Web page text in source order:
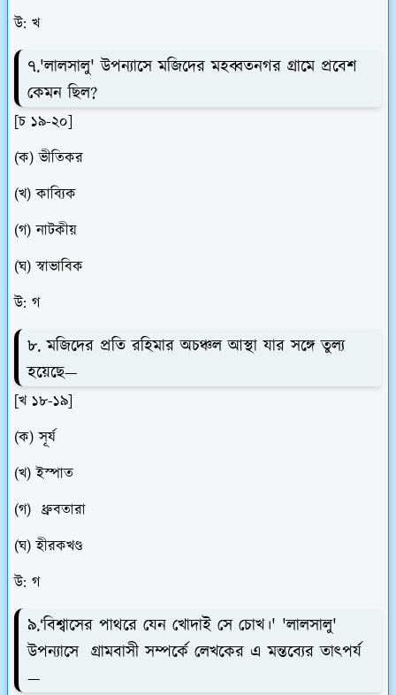
উ: খ
৭.'লালসালু' উপন্যাসে মজিদের মহব্বতনগর গ্রামে প্রবেশ
কেমন ছিল?
[চ ১৯-২০]
(ক) ভীতিকর
(খ) কাব্যিক
(গ) নাটকীয়
(ঘ) স্বাভাবিক
উ: গ
৮. মজিদের প্রতি রহিমার অচঞ্চল আস্থা যার সঙ্গে তুল্য
হয়েছে—
[খ ১৮-১৯]
(ক) সূর্য
(খ) ইস্পাত
(গ) ধ্রুবতারা
(ঘ) হীরকখণ্ড
উ: গ
৯.‘বিশ্বাসের পাথরে যেন খোদাই সে চোখ।' 'লালসালু'
উপন্যাসে গ্রামবাসী সম্পর্কে লেখকের এ মন্তব্যের তাৎপর্য
—